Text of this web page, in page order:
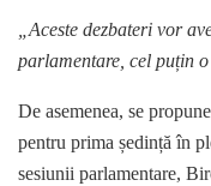
„Aceste dezbateri vor
parlamentare, cel puțin o
De asemenea, se
pentru prima ședință în
sesiunii parlamentare,